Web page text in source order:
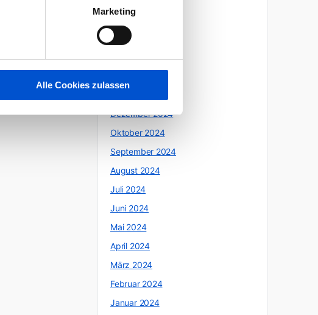
Marketing
Alle Cookies zulassen
Mai 2025
April 2025
März 2025
Dezember 2024
Oktober 2024
September 2024
August 2024
Juli 2024
Juni 2024
Mai 2024
April 2024
März 2024
Februar 2024
Januar 2024